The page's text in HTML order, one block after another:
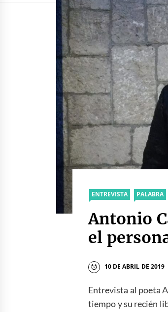
ENTREVISTA PALABRA
Antonio
el
10 DE ABRIL DE 2019
Entrevista al poeta
tiempo y su recién